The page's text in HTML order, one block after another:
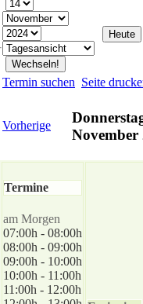
Termin suchen Seite
Vorherige
November
Termine
am Morgen
07:00h - 08:00h
08:00h - 09:00h
09:00h - 10:00h
10:00h - 11:00h
11:00h - 12:00h